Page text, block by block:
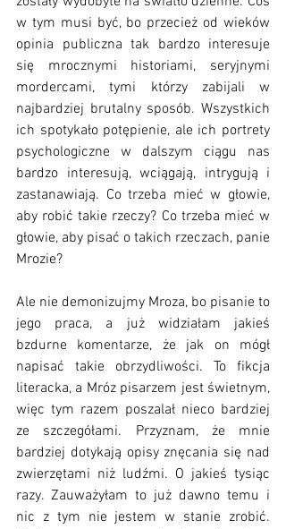
w tym musi być, bo przecież od wieków
opinia publiczna tak bardzo interesuje
się mrocznymi historiami, seryjnymi
mordercami, tymi którzy zabijali w
najbardziej brutalny sposób. Wszystkich
ich spotykało potępienie, ale ich portrety
psychologiczne w dalszym ciągu nas
bardzo interesują, wciągają, intrygują i
zastanawiają. Co trzeba mieć w głowie,
aby robić takie rzeczy? Co trzeba mieć w
głowie, aby pisać o takich rzeczach, panie
Mrozie?
Ale nie demonizujmy Mroza, bo pisanie to
jego praca, a już widziałam jakieś
bzdurne komentarze, że jak on mógł
napisać takie obrzydliwości. To fikcja
literacka, a Mróz pisarzem jest świetnym,
więc tym razem poszalał nieco bardziej
ze szczegółami. Przyznam, że mnie
bardziej dotykają opisy znęcania się nad
zwierzętami niż ludźmi. O jakieś tysiąc
razy. Zauważyłam to już dawno temu i
nic z tym nie jestem w stanie zrobić.